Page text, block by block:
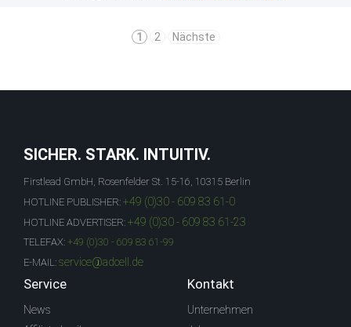
1 2 Nächste
SICHER. STARK. INTUITIV.
Firstlead GmbH, Rosenfelder St. 15-16, 10315 Berlin
HOTLINE PUBLISHER: +49 (0)30 - 609 83 61-0
HOTLINE ADVERTISER: +49 (0)30 - 609 83 61-23
TELEFAX: +49 (0)30 - 609 83 61-99
E-MAIL: service@adcell.de
Service
News
Kontakt
Unternehmen